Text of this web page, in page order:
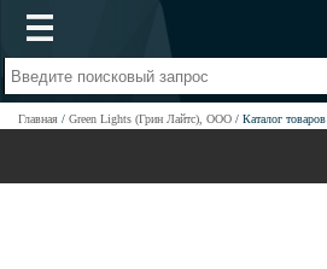
Главная Green Lights (Грин Лайтс), ООО Каталог товаров